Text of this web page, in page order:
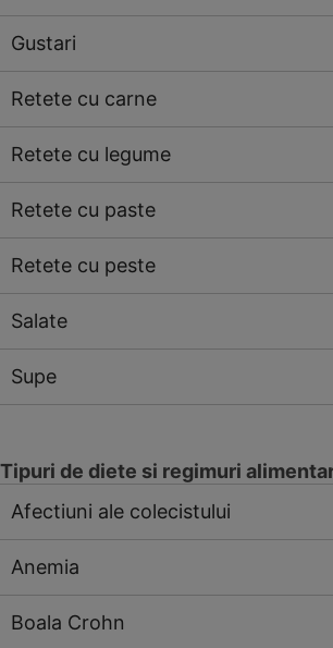
Gustari
Retete cu carne
Retete cu legume
Retete cu paste
Retete cu peste
Salate
Supe
Tipuri de diete si regimuri
Afectiuni ale colecistului
Anemia
Boala Crohn